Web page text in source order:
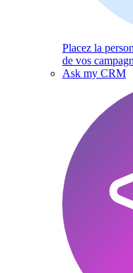
Placez la
de vos
Ask my CRM